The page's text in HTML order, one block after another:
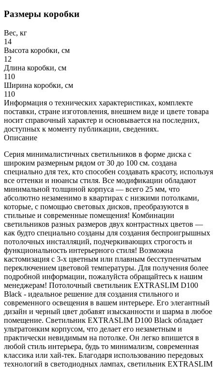
Размеры коробки
Вес, кг
14
Высота коробки, см
12
Длина коробки, см
110
Ширина коробки, см
110
Информация о технических характеристиках, комплекте
поставки, стране изготовления, внешнем виде и цвете товара
носит справочный характер и основывается на последних,
доступных к моменту публикации, сведениях.
Описание
Серия минималистичных светильников в форме диска с
широким размерным рядом от 30 до 100 см. создана
специально для тех, кто способен создавать красоту, используя
все оттенки и нюансы стиля. Все модификации обладают
минимальной толщиной корпуса — всего 25 мм, что
абсолютно незаменимо в квартирах с низкими потолками,
которые, с помощью световых дисков, преобразуются в
стильные и современные помещения! Комбинации
светильников разных размеров двух контрастных цветов —
как будто специально созданы для создания беспроигрышных
потолочных инсталляций, подчеркивающих строгость и
функциональность интерьерного стиля! Возможна
кастомизация с 3-х цветным или плавным бесступенчатым
переключением цветовой температуры. Для получения более
подробной информации, пожалуйста обращайтесь к нашим
менеджерам! Потолочный светильник EXTRASLIM D100
Black - идеальное решение для создания стильного и
современного освещения в вашем интерьере. Его элегантный
дизайн и черный цвет добавят изысканности и шарма в любое
помещение. Светильник EXTRASLIM D100 Black обладает
ультратонким корпусом, что делает его незаметным и
практически невидимым на потолке. Он легко впишется в
любой стиль интерьера, будь то минимализм, современная
классика или хай-тек. Благодаря использованию передовых
технологий в светодиодных лампах, светильник EXTRASLIM